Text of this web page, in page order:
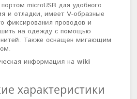
microUSB для удобного
и отладки, имеет V-образные
фиксирования проводов и
на одежду с помощью
Также оснащен мигающим
информация на wiki
характеристики